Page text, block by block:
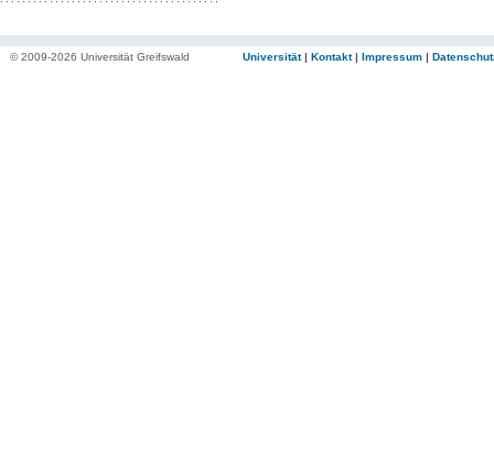
© 2009-2026 Universität Greifswald Universität| Kontakt| Impressum |